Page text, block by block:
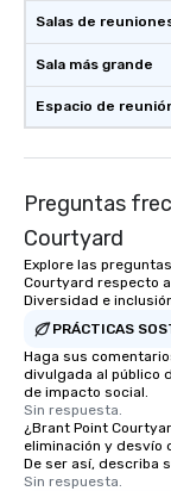
Salas de
Sala más grande
Espacio de
Preguntas
Courtyard
Explore las
Courtyard respecto
Diversidad e
PRÁCTICAS
Haga sus
divulgada al público
de impacto social.
Sin respuesta.
¿Brant Point
eliminación y desvío
De ser así, describa
Sin respuesta.